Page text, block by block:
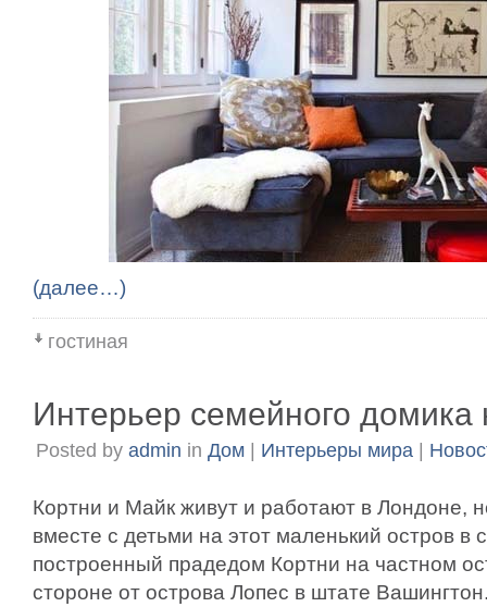
(далее…)
гостиная
Интерьер семейного домика
Posted by admin in Дом Интерьеры мира
Кортни и Майк живут и работают в Лондоне,
вместе с детьми на этот маленький остров в
построенный прадедом Кортни на частном
стороне от острова Лопес в штате